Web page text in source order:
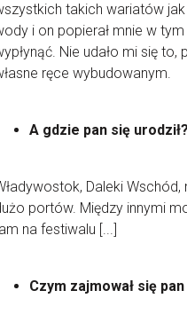
takich wariatów jak
i on popierał mnie w
Nie udało mi się to,
ręce wybudowanym.
A gdzie pan się urodził?
Daleki
portów. Między innymi
na festiwalu [...]
Czym zajmował się